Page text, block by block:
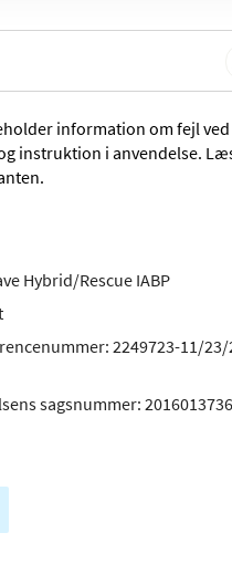
information om fejl
instruktion i anvendelse.
Hybrid/Rescue IABP
2249723-11/23/
sagsnummer: 2016013736